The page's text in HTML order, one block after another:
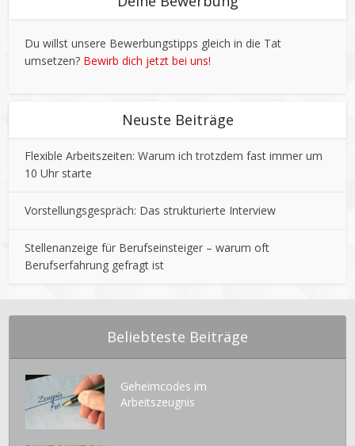
Du willst unsere Bewerbungstipps gleich in die Tat
umsetzen? Bewirb dich jetzt bei uns!
Neuste Beiträge
Flexible Arbeitszeiten: Warum ich trotzdem fast immer um
10 Uhr starte
Vorstellungsgespräch: Das strukturierte Interview
Stellenanzeige für Berufseinsteiger – warum oft
Berufserfahrung gefragt ist
Beliebteste Beiträge
Geheimcodes im
Arbeitszeugnis